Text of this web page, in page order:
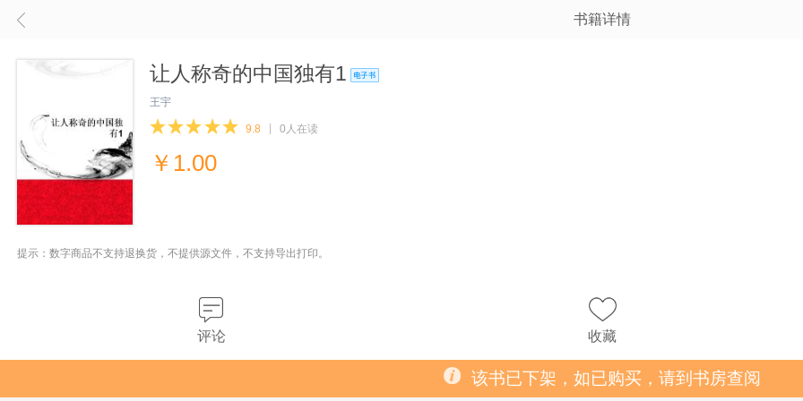
书籍详情
让人称奇的中国独有1
王宇
9.8 0人在读
￥ 1.00
提示：数字商品不支持退换货，不提供源文件，不支持导出打印。
评论 收藏
该书已下架，如已购买，请到书房查阅